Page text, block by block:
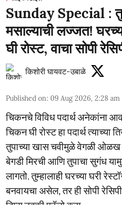
Sunday Special :
मसाल्याची लज्जत!
घी रोस्ट, वाचा सोपी
किशोरी घायवट-उबाळे
Published on: 09 Aug 2026, 2:28 am
चिकनचे विविध पदार्थ अनेकांना
चिकन घी रोस्ट हा पदार्थ त्याच्या
तुपाच्या खास चवीमुळे वेगळी ओळख
बेगडी मिरची आणि तुपाचा सुगंध
लागतो. तुम्हालाही घरच्या घरी
बनवायचा असेल, तर ही सोपी